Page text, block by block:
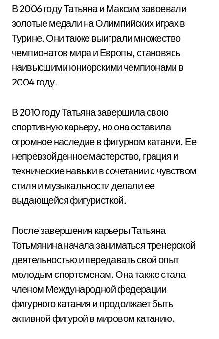
В 2006 году Татьяна и Максим завоевали
золотые медали на Олимпийских играх в
Турине. Они также выиграли множество
чемпионатов мира и Европы, становясь
наивысшими юниорскими чемпионами в
2004 году.
В 2010 году Татьяна завершила свою
спортивную карьеру, но она оставила
огромное наследие в фигурном катании. Ее
непревзойденное мастерство, грация и
технические навыки в сочетании с чувством
стиля и музыкальности делали ее
выдающейся фигуристкой.
После завершения карьеры Татьяна
Тотьмянина начала заниматься тренерской
деятельностью и передавать свой опыт
молодым спортсменам. Она также стала
членом Международной федерации
фигурного катания и продолжает быть
активной фигурой в мировом катанию.